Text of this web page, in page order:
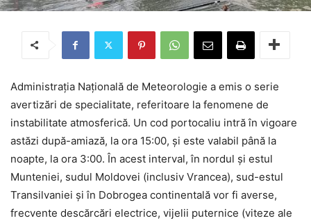
Administrația Națională de Meteorologie a emis o serie
avertizări de specialitate, referitoare la fenomene de
instabilitate atmosferică. Un cod portocaliu intră în vigoare
astăzi după-amiază, la ora 15:00, și este valabil până la
noapte, la ora 3:00. În acest interval, în nordul și estul
Munteniei, sudul Moldovei (inclusiv Vrancea), sud-estul
Transilvaniei și în Dobrogea continentală vor fi averse,
frecvente descărcări electrice, vijelii puternice (viteze ale